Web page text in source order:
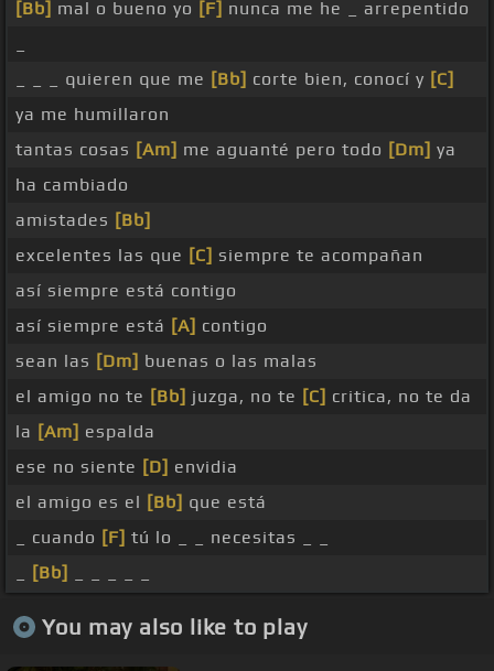
[Bb] mal o bueno yo [F] nunca me he _ arrepentido
_ _ _ quieren que me [Bb] corte bien, conocí y [C]
ya me humillaron
tantas cosas [Am] me aguanté pero todo [Dm] ya
ha cambiado
amistades [Bb]
excelentes las que [C] siempre te acompañan
así siempre está contigo
así siempre está [A] contigo
sean las [Dm] buenas o las malas
el amigo no te [Bb] juzga, no te [C] critica, no te da
la [Am] espalda
ese no siente [D] envidia
el amigo es el [Bb] que está
_ cuando [F] tú lo _ _ necesitas _ _
[Bb]
You may also like to play